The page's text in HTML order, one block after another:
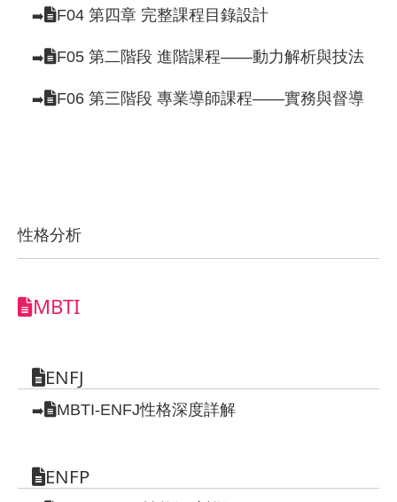
➡️ F04 第四章 完整課程目錄設計
➡️ F05 第二階段 進階課程——動力解析與技法
➡️ F06 第三階段 專業導師課程——實務與督導
性格分析
MBTI
ENFJ
➡️ MBTI-ENFJ性格深度詳解
ENFP